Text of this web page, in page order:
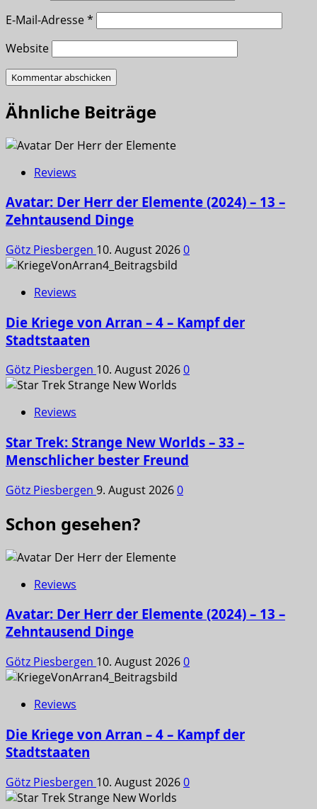
E-Mail-Adresse*
Website
Ähnliche Beiträge
Reviews
Avatar: Der Herr der Elemente (2024) – 13 –
Zehntausend Dinge
Götz Piesbergen 10. August 20260
Reviews
Die Kriege von Arran – 4 – Kampf der
Stadtstaaten
Götz Piesbergen 10. August 20260
Reviews
Star Trek: Strange New Worlds – 33 –
Menschlicher bester Freund
Götz Piesbergen 9. August 20260
Schon gesehen?
Reviews
Avatar: Der Herr der Elemente (2024) – 13 –
Zehntausend Dinge
Götz Piesbergen 10. August 20260
Reviews
Die Kriege von Arran – 4 – Kampf der
Stadtstaaten
Götz Piesbergen 10. August 20260